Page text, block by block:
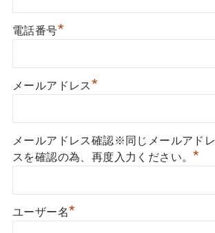
電話番号*
メールアドレス*
メールアドレス確認※同じメールアドレ
スを確認の為、再度入力ください。*
ユーザー名*